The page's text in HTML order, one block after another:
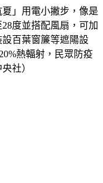
」用電小撇步，像是
度並搭配風扇，可加
百葉窗簾等遮陽設
熱輻射，民眾防疫
社）